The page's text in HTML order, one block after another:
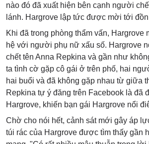
nào đó đã xuất hiện bên cạnh người
lánh. Hargrove lập tức được mời tới đồn
Khi đã trong phòng thẩm vấn, Hargrove
hệ với người phụ nữ xấu số. Hargrove
chết tên Anna Repkina và gần như
ta tình cờ gặp cô gái ở trên phố, hai
hai buổi và đã không gặp nhau từ giữa
Repkina tự ý đăng trên Facebook là đã
Hargrove, khiến bạn gái Hargrove nổi
Chờ cho nói hết, cảnh sát mới gây áp
túi rác của Hargrove được tìm thấy gần